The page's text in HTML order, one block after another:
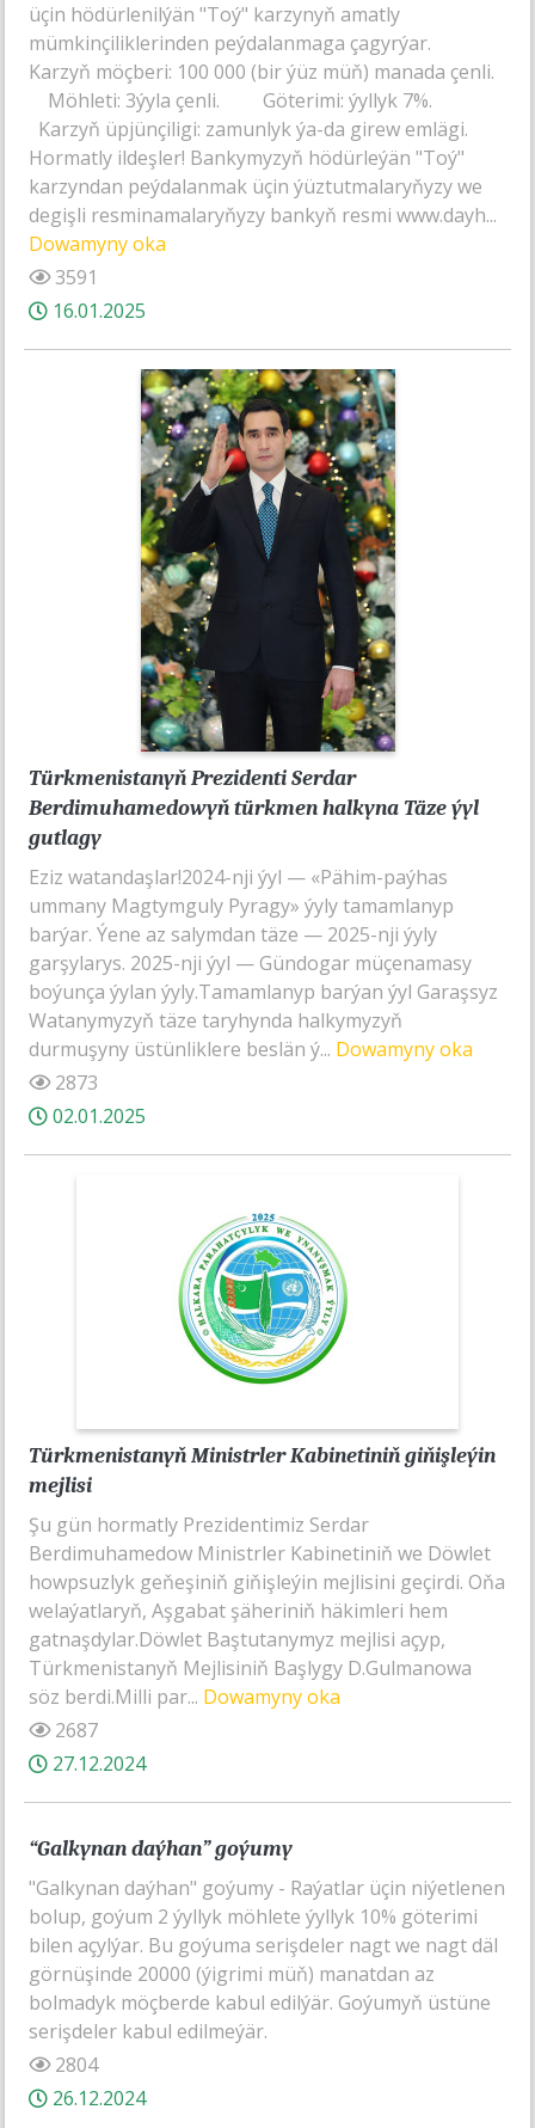
üçin hödürlenilýän "Toý" karzynyň amatly
mümkinçiliklerinden peýdalanmaga çagyrýar.
Karzyň möçberi: 100 000 (bir ýüz müň) manada çenli.
Möhleti: 3ýyla çenli. Göterimi: ýyllyk 7%.
Karzyň üpjünçiligi: zamunlyk ýa-da girew emlägi.
Hormatly ildeşler! Bankymyzyň hödürleýän "Toý"
karzyndan peýdalanmak üçin ýüztutmalaryňyzy we
degişli resminamalaryňyzy bankyň resmi www.dayh...
Dowamyny oka
3591
16.01.2025
Türkmenistanyň Prezidenti Serdar
Berdimuhamedowyň türkmen halkyna Täze ýyl
gutlagy
Eziz watandaşlar!2024-nji ýyl — «Pähim-paýhas
ummany Magtymguly Pyragy» ýyly tamamlanyp
barýar. Ýene az salymdan täze — 2025-nji ýyly
garşylarys. 2025-nji ýyl — Gündogar müçenamasy
boýunça ýylan ýyly.Tamamlanyp barýan ýyl Garaşsyz
Watanymyzyň täze taryhynda halkymyzyň
durmuşyny üstünliklere beslän ý... Dowamyny oka
2873
02.01.2025
Türkmenistanyň Ministrler Kabinetiniň giňişleýin
mejlisi
Şu gün hormatly Prezidentimiz Serdar
Berdimuhamedow Ministrler Kabinetiniň we Döwlet
howpsuzlyk geňeşiniň giňişleýin mejlisini geçirdi. Oňa
welaýatlaryň, Aşgabat şäheriniň häkimleri hem
gatnaşdylar.Döwlet Baştutanymyz mejlisi açyp,
Türkmenistanyň Mejlisiniň Başlygy D.Gulmanowa
söz berdi.Milli par... Dowamyny oka
2687
27.12.2024
“Galkynan daýhan” goýumy
"Galkynan daýhan" goýumy - Raýatlar üçin niýetlenen
bolup, goýum 2 ýyllyk möhlete ýyllyk 10% göterimi
bilen açylýar. Bu goýuma serişdeler nagt we nagt däl
görnüşinde 20000 (ýigrimi müň) manatdan az
bolmadyk möçberde kabul edilýär. Goýumyň üstüne
serişdeler kabul edilmeýär.
2804
26.12.2024